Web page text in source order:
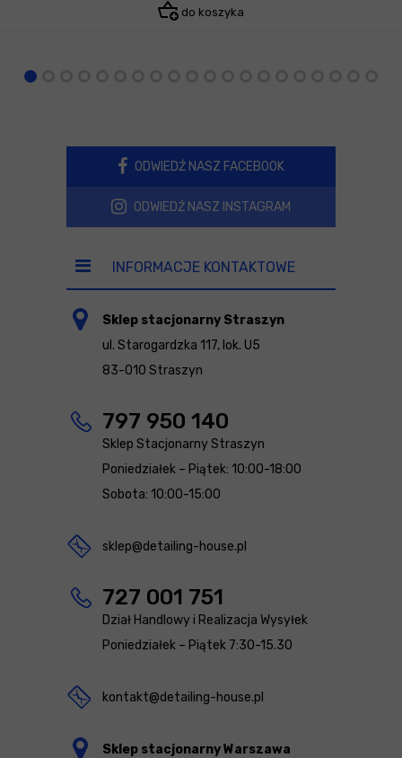
do koszyka
ODWIEDŹ NASZ FACEBOOK
ODWIEDŹ NASZ INSTAGRAM
INFORMACJE KONTAKTOWE
Sklep stacjonarny Straszyn
ul. Starogardzka 117, lok. U5
83-010 Straszyn
797 950 140
Sklep Stacjonarny Straszyn
Poniedziałek – Piątek: 10:00-18:00
Sobota: 10:00-15:00
sklep@detailing-house.pl
727 001 751
Dział Handlowy i Realizacja Wysyłek
Poniedziałek – Piątek 7:30-15.30
kontakt@detailing-house.pl
Sklep stacjonarny Warszawa